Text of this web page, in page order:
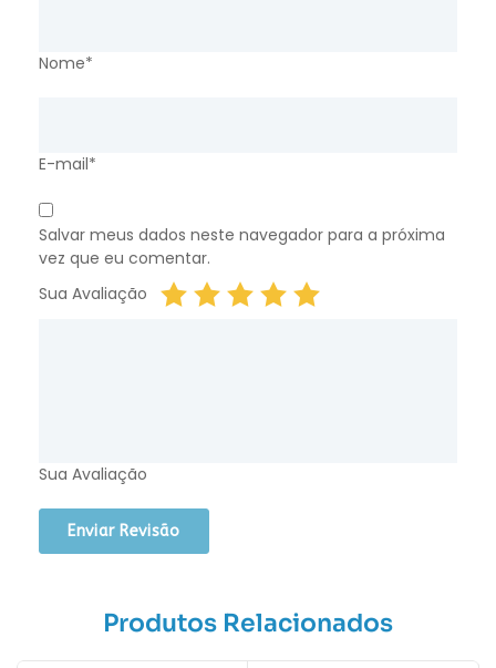
Nome*
E-mail*
Salvar meus dados neste navegador para a próxima
vez que eu comentar.
Sua Avaliação
Sua Avaliação
Produtos Relacionados